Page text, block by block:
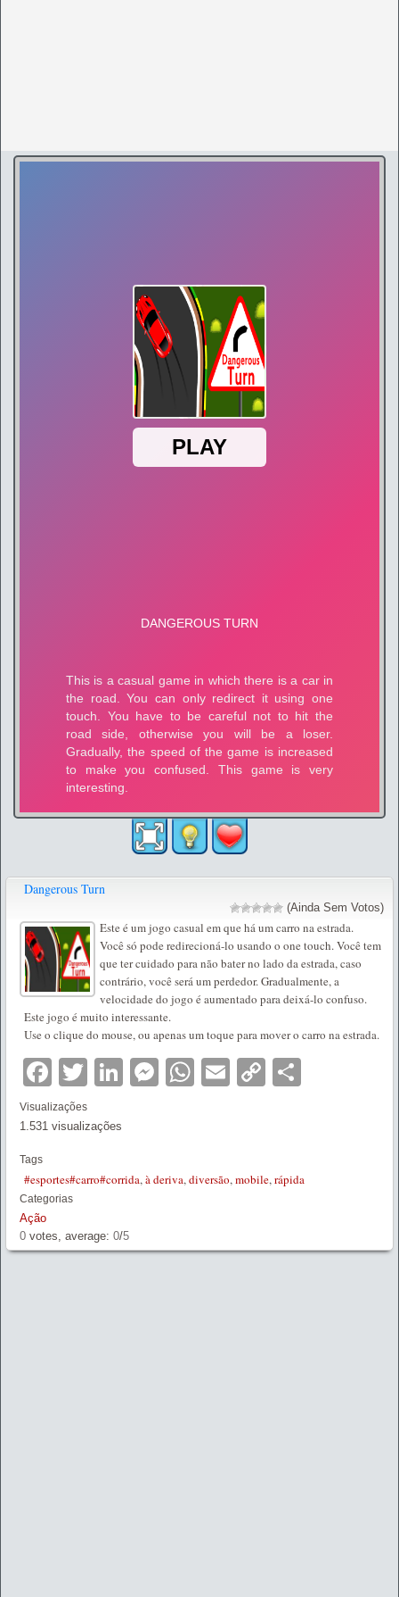
Dangerous Turn
(Ainda Sem Votos)
Este é um jogo casual em que há um carro na estrada.
Você só pode redirecioná-lo usando o one touch. Você tem
que ter cuidado para não bater no lado da estrada, caso
contrário, você será um perdedor. Gradualmente, a
velocidade do jogo é aumentado para deixá-lo confuso.
Este jogo é muito interessante.
Use o clique do mouse, ou apenas um toque para mover o carro na estrada.
Facebook
TwitterLinkedIn
Messenger
WhatsApp
EmailCopy
Visualizações
1.531 visualizações
Tags
#esportes#carro#corrida,à deriva,diversão,mobile,rápida
Categorias
Ação
0 votes, average: 0/5